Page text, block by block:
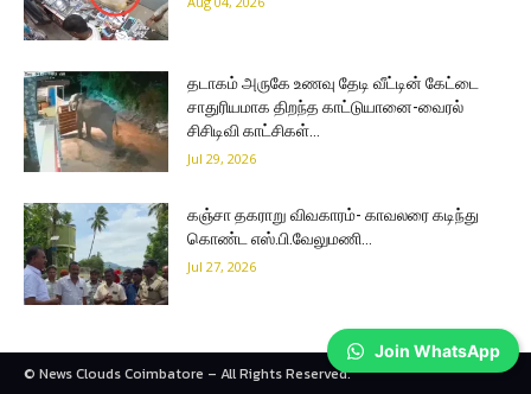
தடாகம் அருகே உணவு தேடி வீட்டின் கேட்டை
சாதுரியமாக திறந்த காட்டுயானை-வைரல்
சிசிடிவி காட்சிகள்…
Jul 29, 2026
கஞ்சா தகராறு விவகாரம்- காவலரை கடிந்து
கொண்ட எஸ்.பி.வேலுமணி…
Jul 27, 2026
© News Clouds Coimbatore – All Rights Reserved.
Join WhatsApp